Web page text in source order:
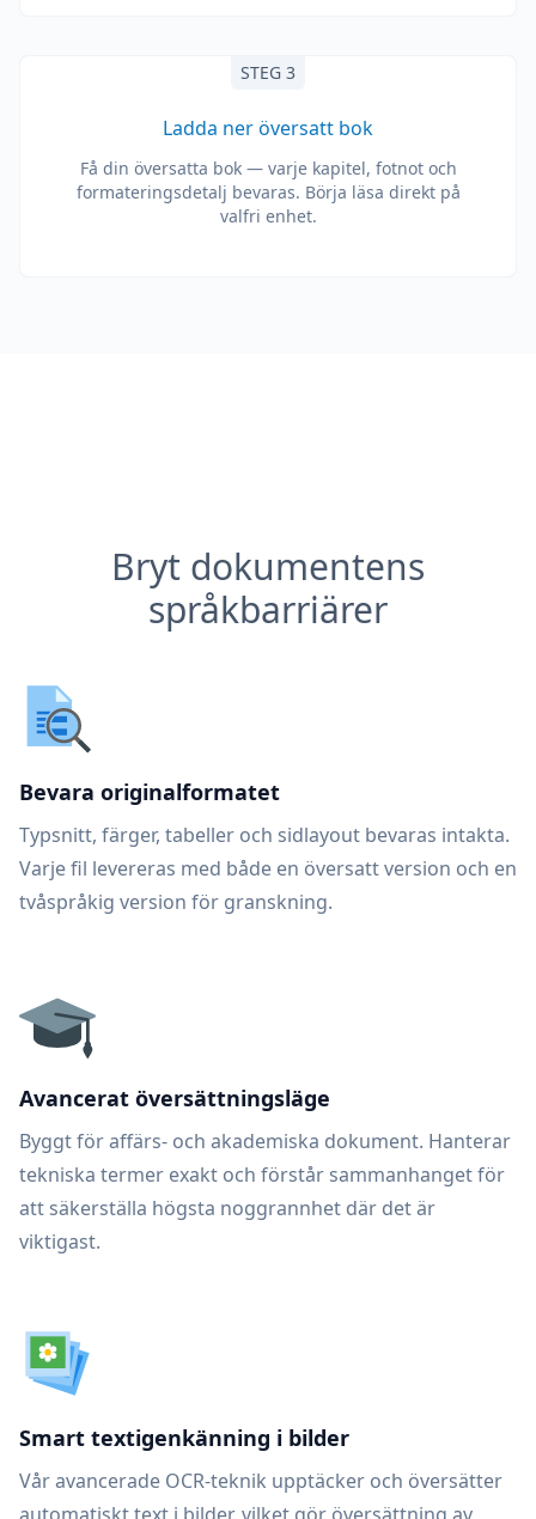
STEG 3
Ladda ner översatt bok
Få din översatta bok — varje kapitel, fotnot och
formateringsdetalj bevaras. Börja läsa direkt på
valfri enhet.
Bryt dokumentens
språkbarriärer
Bevara originalformatet
Typsnitt, färger, tabeller och sidlayout bevaras intakta.
Varje fil levereras med både en översatt version och en
tvåspråkig version för granskning.
Avancerat översättningsläge
Byggt för affärs- och akademiska dokument. Hanterar
tekniska termer exakt och förstår sammanhanget för
att säkerställa högsta noggrannhet där det är
viktigast.
Smart textigenkänning i bilder
Vår avancerade OCR-teknik upptäcker och översätter